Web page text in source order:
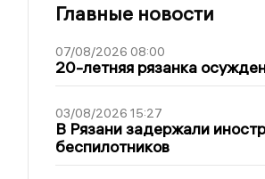
Главные новости
07/08/2026 08:00
20-летняя рязанка
03/08/2026 15:27
В Рязани задержали
беспилотников